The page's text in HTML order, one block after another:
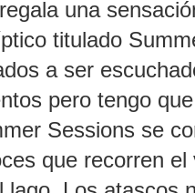
una
titulado
a ser
pero tengo
Sessions se
que recorren